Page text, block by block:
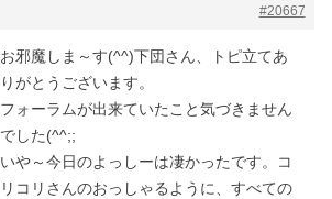
#20667
お邪魔しま～す(^^)下団さん、トピ立てあ
りがとうございます。
フォーラムが出来ていたこと気づきません
でした(^^;;
いや～今日のよっしーは凄かったです。コ
リコリさんのおっしゃるように、すべての